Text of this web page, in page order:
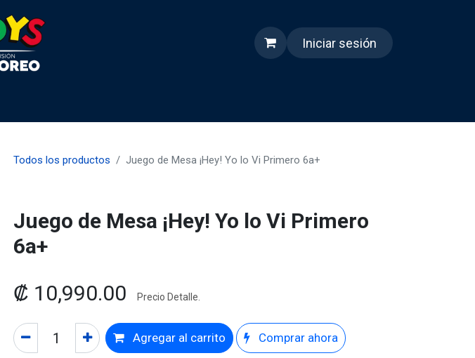
Iniciar sesión
Todos los productos Juego de Mesa ¡Hey! Yo lo Vi Primero 6a+
Juego de Mesa ¡Hey! Yo lo Vi Primero
6a+
₡ 10,990.00 Precio Detalle.
Agregar al carrito Comprar ahora